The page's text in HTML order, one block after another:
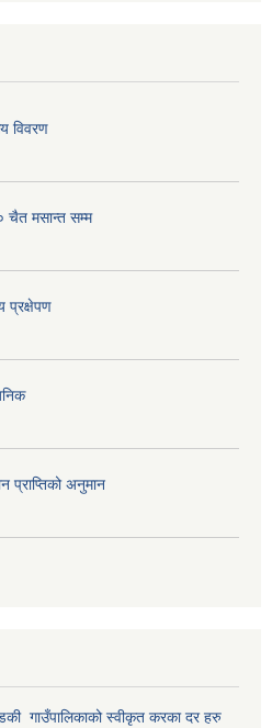
विवरण
मसान्त सम्म
अनुमान
गाउँपालिकाको स्वीकृत करका दर हरु